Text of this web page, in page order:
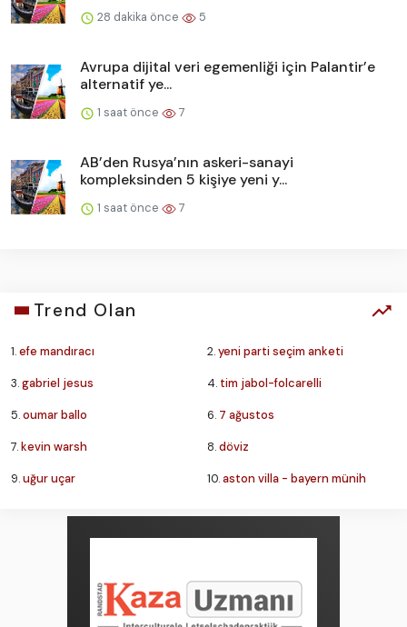
28 dakika önce 5
Avrupa dijital veri egemenliği için Palantir’e
alternatif ye...
1 saat önce 7
AB’den Rusya’nın askeri-sanayi
kompleksinden 5 kişiye yeni y...
1 saat önce 7
Trend Olan
1.efe mandıracı 2.yeni parti seçim anketi
3.gabriel jesus 4. tim jabol-folcarelli
5.oumar ballo 6. 7 ağustos
7.kevin warsh 8.döviz
9.uğur uçar 10.aston villa - bayern münih